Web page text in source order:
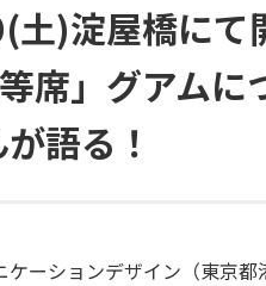
)淀屋橋にて
席」グアム
語る！
ケーションデザイン（東京都